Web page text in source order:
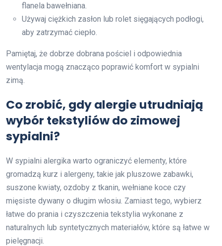
flanela bawełniana.
Używaj ciężkich zasłon lub rolet sięgających podłogi,
aby zatrzymać ciepło.
Pamiętaj, że dobrze dobrana pościel i odpowiednia
wentylacja mogą znacząco poprawić komfort w sypialni
zimą.
Co zrobić, gdy alergie utrudniają
wybór tekstyliów do zimowej
sypialni?
W sypialni alergika warto ograniczyć elementy, które
gromadzą kurz i alergeny, takie jak pluszowe zabawki,
suszone kwiaty, ozdoby z tkanin, wełniane koce czy
mięsiste dywany o długim włosiu. Zamiast tego, wybierz
łatwe do prania i czyszczenia tekstylia wykonane z
naturalnych lub syntetycznych materiałów, które są łatwe w
pielęgnacji.